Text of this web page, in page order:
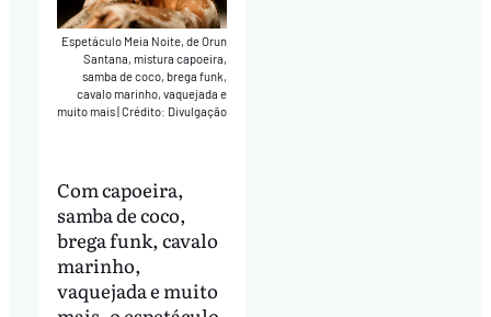
Espetáculo Meia Noite, de Orun
Santana, mistura capoeira,
samba de coco, brega funk,
cavalo marinho, vaquejada e
muito mais Crédito: Divulgação
Com capoeira,
samba de coco,
brega funk, cavalo
marinho,
vaquejada e muito